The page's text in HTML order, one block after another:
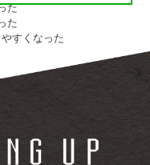
た
た
すくなった